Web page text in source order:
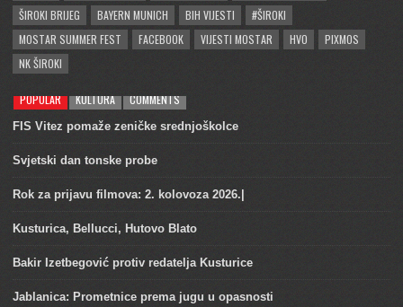
ŠIROKI BRIJEG
BAYERN MUNICH BIH VIJESTI
#ŠIROKI
MOSTAR SUMMER FEST
FACEBOOK VIJESTI MOSTAR HVO
PIXMOS
NK ŠIROKI
POPULAR KULTURA COMMENTS
FIS Vitez pomaže zeničke srednjoškolce
Svjetski dan tonske probe
Rok za prijavu filmova: 2. kolovoza 2026.|
Kusturica, Bellucci, Hutovo Blato
Bakir Izetbegović protiv redatelja Kusturice
Jablanica: Prometnice prema jugu u opasnosti